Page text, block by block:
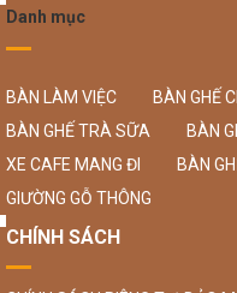
Danh mục
BÀN LÀM VIỆC BÀN GHẾ
BÀN GHẾ TRÀ SỮA
BÀN
XE CAFE MANG ĐI
BÀN
GIƯỜNG GỖ THÔNG
CHÍNH SÁCH